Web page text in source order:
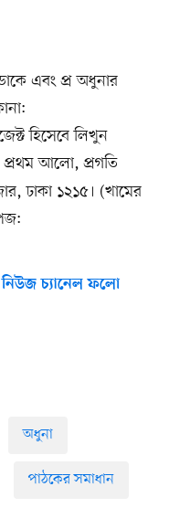
এবং প্র অধুনার
হিসেবে লিখুন
প্রথম আলো, প্রগতি
ঢাকা ১২১৫। (খামের
চ্যানেল ফলো
অধুনা
পাঠকের সমাধান